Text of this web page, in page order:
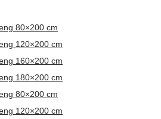
80×200 cm
120×200 cm
160×200 cm
180×200 cm
80×200 cm
120×200 cm